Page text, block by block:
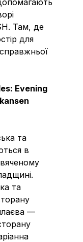
Там, де
для
Evening
та
в
та
—